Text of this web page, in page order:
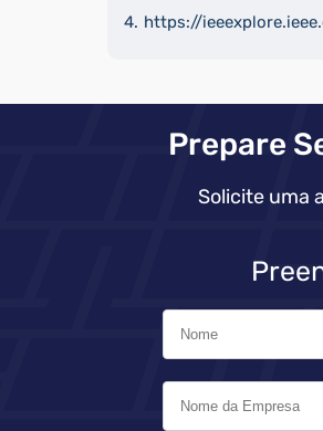
https://
Prepare
Solicite uma